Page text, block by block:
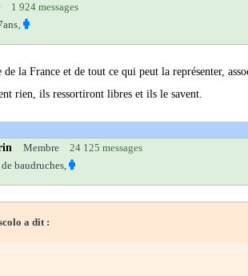
1 924 messages
la France et de tout ce qui peut la représenter,
rien, ils ressortiront libres et ils le savent.
Membre
24 125 messages
baudruches,
a dit :